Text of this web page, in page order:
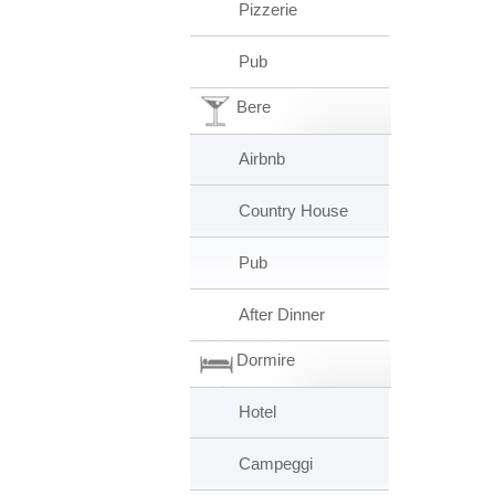
Pizzerie
Pub
Bere
Airbnb
Country House
Pub
After Dinner
Dormire
Hotel
Campeggi